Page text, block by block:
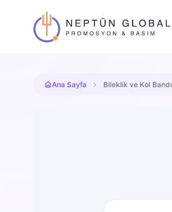
Ana Sayfa Bileklik ve Kol Bandı